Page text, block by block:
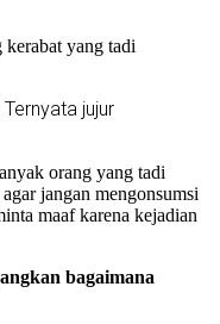
yang tadi
jujur
orang yang tadi
jangan mengonsumsi
maaf karena kejadian
bagaimana